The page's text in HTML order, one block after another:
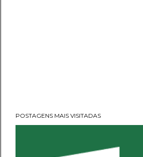
POSTAGENS MAIS VISITADAS